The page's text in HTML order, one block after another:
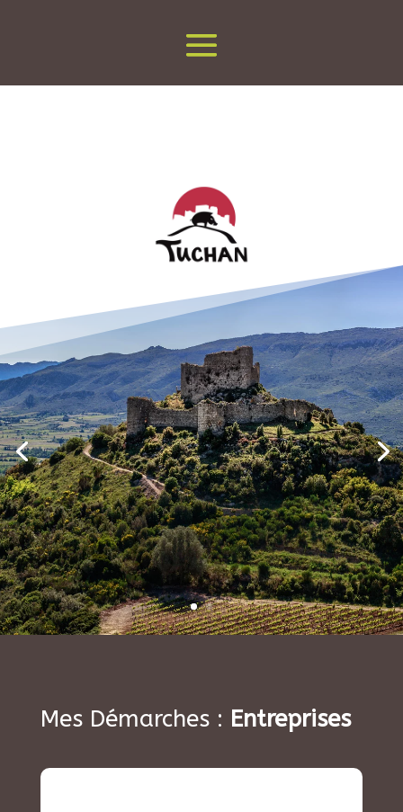
Mes Démarches : Entreprises